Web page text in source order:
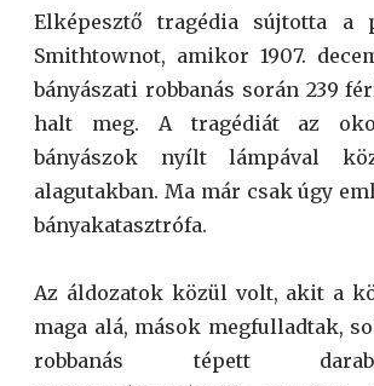
Elképesztő tragédia sújtotta a
Smithtownot, amikor 1907.
bányászati ​​robbanás során 239
halt meg. A tragédiát az
bányászok nyílt lámpával
alagutakban. Ma már csak úgy
bányakatasztrófa.
Az áldozatok közül volt, akit a
maga alá, mások megfulladtak,
robbanás tépett